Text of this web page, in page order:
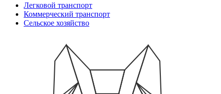
Легковой транспорт
Коммерческий транспорт
Сельское хозяйство